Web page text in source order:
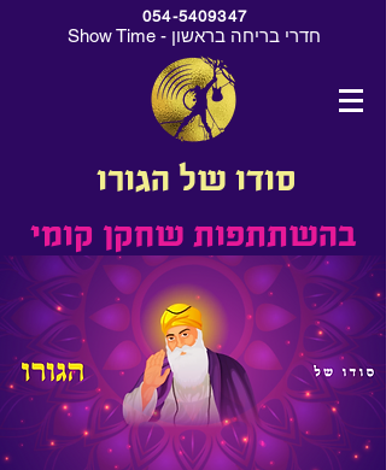
054-5409347
Show Time - חדרי בריחה בראשון
סודו של הגורו
בהשתתפות שחקן קומי